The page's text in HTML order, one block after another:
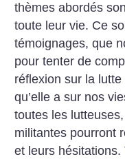
thèmes abordés
toute leur vie. Ce
témoignages, que
pour tenter de
réflexion sur la
qu’elle a sur nos
toutes les
militantes pourront
et leurs